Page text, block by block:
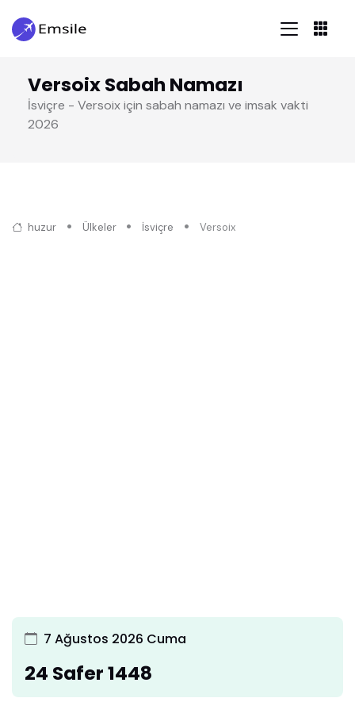
Versoix Sabah Namazı
İsviçre - Versoix için sabah namazı ve imsak vakti
2026
huzur Ülkeler İsviçre Versoix
7 Ağustos 2026 Cuma
24 Safer 1448